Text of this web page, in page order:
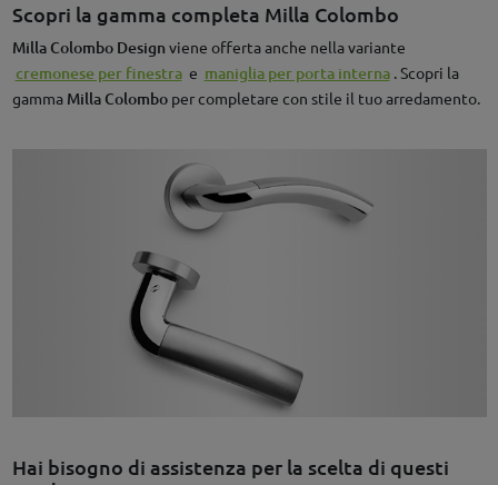
Scopri la gamma completa Milla Colombo
Milla Colombo Design viene offerta anche nella variante
cremonese per finestra e maniglia per porta interna . Scopri la
gamma Milla Colomboper completare con stile il tuo arredamento.
Hai bisogno di assistenza per la scelta di questi